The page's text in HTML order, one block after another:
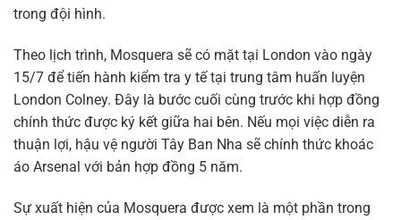
trong đội hình.
Theo lịch trình, Mosquera sẽ có mặt tại London vào ngày
15/7 để tiến hành kiểm tra y tế tại trung tâm huấn luyện
London Colney. Đây là bước cuối cùng trước khi hợp đồng
chính thức được ký kết giữa hai bên. Nếu mọi việc diễn ra
thuận lợi, hậu vệ người Tây Ban Nha sẽ chính thức khoác
áo Arsenal với bản hợp đồng 5 năm.
Sự xuất hiện của Mosquera được xem là một phần trong